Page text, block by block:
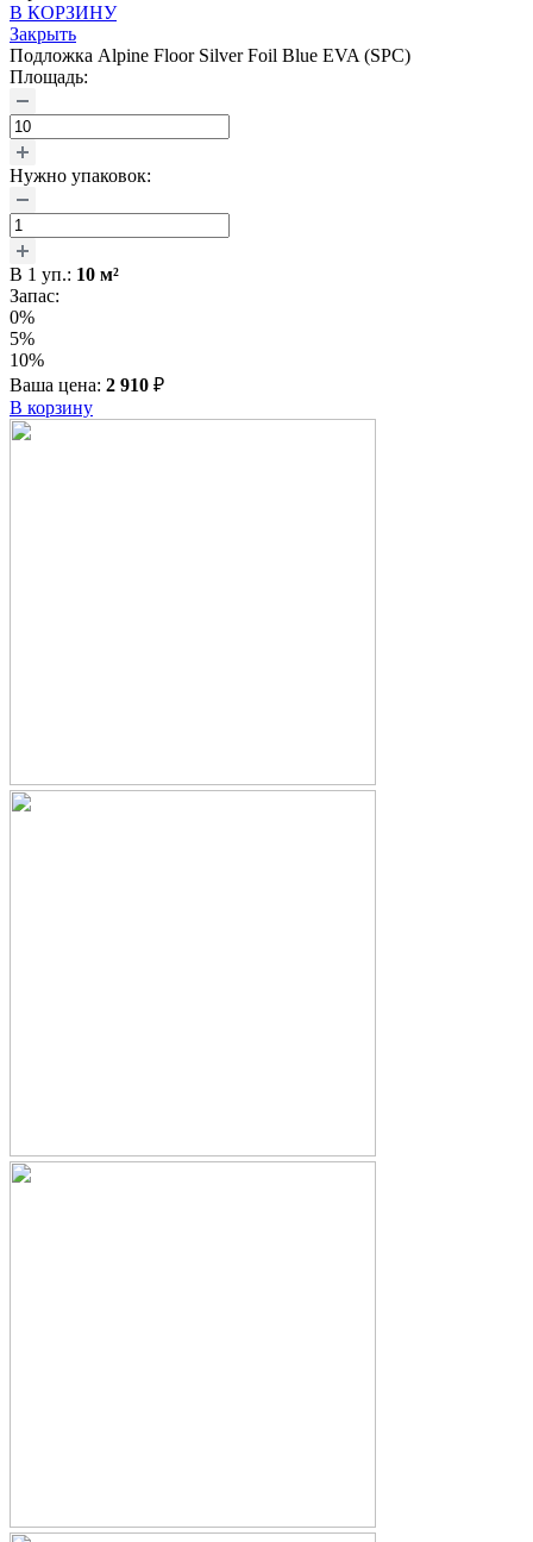
В КОРЗИНУ
Закрыть
Подложка Alpine Floor Silver Foil Blue EVA (SPC)
Площадь:
Нужно упаковок:
В 1 уп.: 10 м²
Запас:
0%
5%
10%
Ваша цена: 2 910 ₽
В корзину